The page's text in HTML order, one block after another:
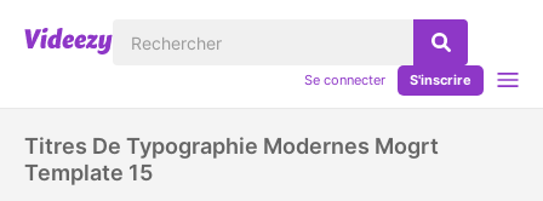
Se connecter S'inscrire
Titres De Typographie Modernes Mogrt
Template 15